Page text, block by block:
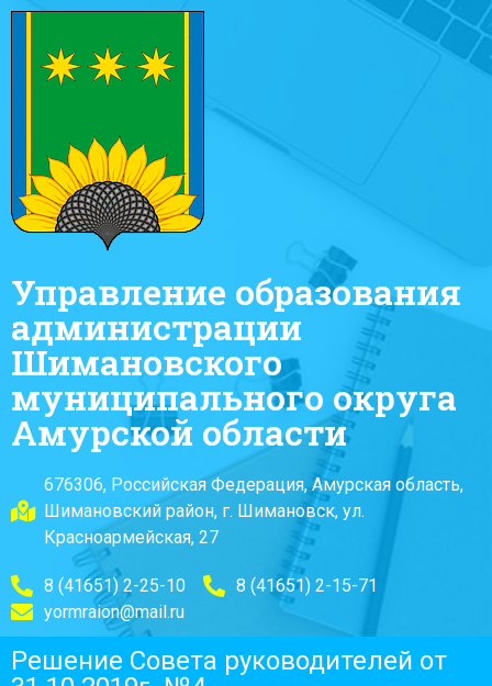
Управление образования
администрации
Шимановского
муниципального округа
Амурской области
676306, Российская Федерация, Амурская область,
Шимановский район, г. Шимановск, ул.
Красноармейская, 27
8 (41651) 2-25-10
8 (41651) 2-15-71
yormraion@mail.ru
Решение Совета руководителей от